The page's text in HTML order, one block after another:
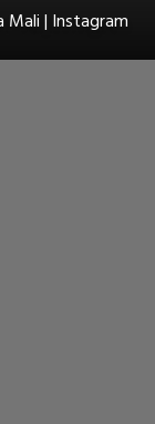
Mali | Instagram